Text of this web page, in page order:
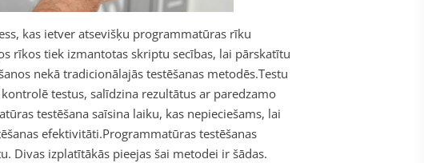
kas ietver atsevišķu programmatūras rīku
rīkos tiek izmantotas skriptu secības, lai pārskatītu
nekā tradicionālajās testēšanas metodēs.Testu
testus, salīdzina rezultātus ar paredzamo
testēšana saīsina laiku, kas nepieciešams, lai
efektivitāti.Programmatūras testēšanas
Divas izplatītākās pieejas šai metodei ir šādas.